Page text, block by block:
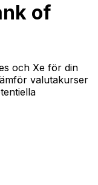
of
och Xe för din
valutakurser